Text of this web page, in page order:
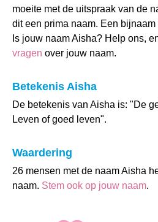
moeite met de uitspraak van de
dit een prima naam. Een
Is jouw naam Aisha? Help ons,
vragen over jouw naam.
Betekenis Aisha
De betekenis van Aisha is: "De
Leven of goed leven".
Waardering
26 mensen met de naam Aisha
naam. Stem ook op jouw naam.